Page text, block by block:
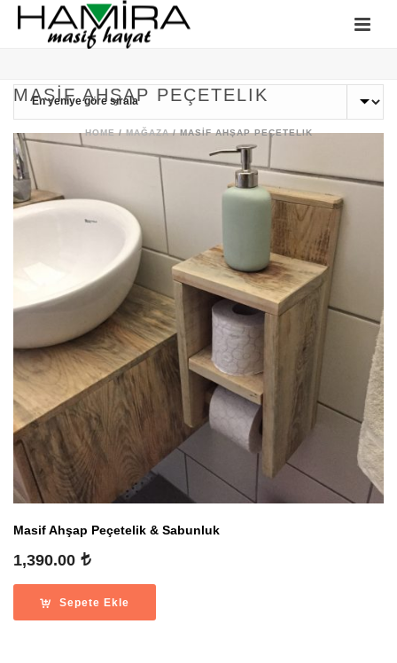
MASIF AHŞAP PEÇETELIK
HOME/MAĞAZA/MASIF AHŞAP PEÇETELIK
Masif Ahşap Peçetelik & Sabunluk
1,390.00
Sepete Ekle